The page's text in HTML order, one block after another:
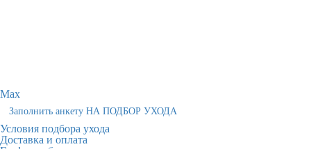
Max
Заполнить анкету НА ПОДБОР УХОДА
Условия подбора ухода
Доставка и оплата